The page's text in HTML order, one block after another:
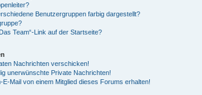
Benutzergruppen farbig dargestellt?
Team“-Link auf der Startseite?
Nachrichten verschicken!
unerwünschte Private Nachrichten!
E-Mail von einem Mitglied dieses Forums erhalten!